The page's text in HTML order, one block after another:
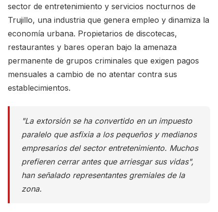
sector de entretenimiento y servicios nocturnos de
Trujillo, una industria que genera empleo y dinamiza la
economía urbana. Propietarios de discotecas,
restaurantes y bares operan bajo la amenaza
permanente de grupos criminales que exigen pagos
mensuales a cambio de no atentar contra sus
establecimientos.
"La extorsión se ha convertido en un impuesto
paralelo que asfixia a los pequeños y medianos
empresarios del sector entretenimiento. Muchos
prefieren cerrar antes que arriesgar sus vidas",
han señalado representantes gremiales de la
zona.